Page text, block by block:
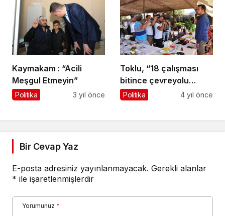
Kaymakam : “Acili
Meşgul Etmeyin”
Politika 3 yıl önce
Toklu, “18 çalışması
bitince çevreyolu
açılacak”
Politika 4 yıl önce
Bir Cevap Yaz
E-posta adresiniz yayınlanmayacak. Gerekli alanlar
* ile işaretlenmişlerdir
Yorumunuz *